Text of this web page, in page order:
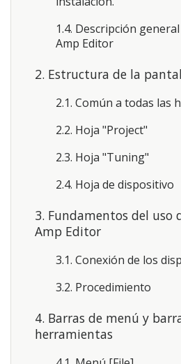
1.4. Descripción
Amp Editor
2. Estructura de la
2.1. Común a todas las
2.2. Hoja "Project"
2.3. Hoja "Tuning"
2.4. Hoja de dispositivo
3. Fundamentos del uso
Amp Editor
3.1. Conexión de los
3.2. Procedimiento
4. Barras de menú y
herramientas